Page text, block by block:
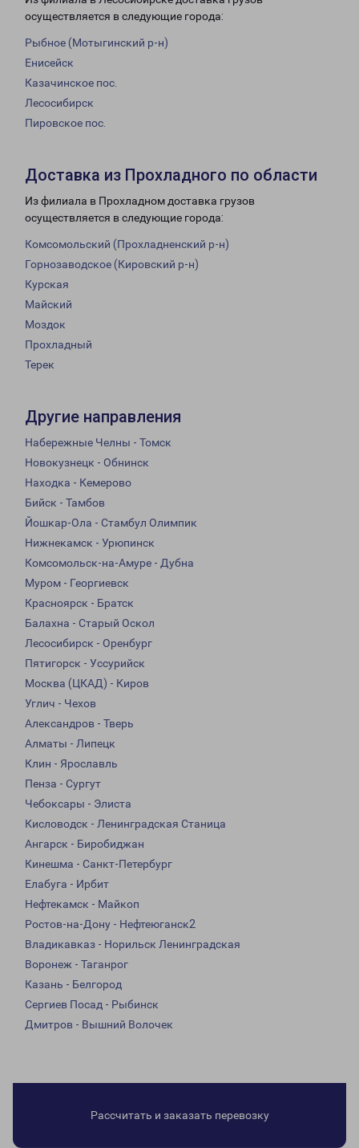
осуществляется в следующие города:
Рыбное (Мотыгинский р-н)
Енисейск
Казачинское пос.
Лесосибирск
Пировское пос.
Доставка из Прохладного по области
Из филиала в Прохладном доставка грузов
осуществляется в следующие города:
Комсомольский (Прохладненский р-н)
Горнозаводское (Кировский р-н)
Курская
Майский
Моздок
Прохладный
Терек
Другие направления
Набережные Челны - Томск
Новокузнецк - Обнинск
Находка - Кемерово
Бийск - Тамбов
Йошкар-Ола - Стамбул Олимпик
Нижнекамск - Урюпинск
Комсомольск-на-Амуре - Дубна
Муром - Георгиевск
Красноярск - Братск
Балахна - Старый Оскол
Лесосибирск - Оренбург
Пятигорск - Уссурийск
Москва (ЦКАД) - Киров
Углич - Чехов
Александров - Тверь
Алматы - Липецк
Клин - Ярославль
Пенза - Сургут
Чебоксары - Элиста
Кисловодск - Ленинградская Станица
Ангарск - Биробиджан
Кинешма - Санкт-Петербург
Елабуга - Ирбит
Нефтекамск - Майкоп
Ростов-на-Дону - Нефтеюганск2
Владикавказ - Норильск Ленинградская
Воронеж - Таганрог
Казань - Белгород
Сергиев Посад - Рыбинск
Дмитров - Вышний Волочек
Рассчитать и заказать перевозку